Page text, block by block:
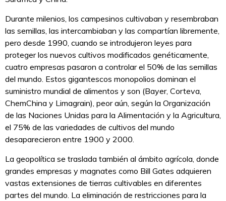
Durante milenios, los campesinos cultivaban y resembraban
las semillas, las intercambiaban y las compartían libremente,
pero desde 1990, cuando se introdujeron leyes para
proteger los nuevos cultivos modificados genéticamente,
cuatro empresas pasaron a controlar el 50% de las semillas
del mundo. Estos gigantescos monopolios dominan el
suministro mundial de alimentos y son (Bayer, Corteva,
ChemChina y Limagrain), peor aún, según la Organización
de las Naciones Unidas para la Alimentación y la Agricultura,
el 75% de las variedades de cultivos del mundo
desaparecieron entre 1900 y 2000.
La geopolítica se traslada también al ámbito agrícola, donde
grandes empresas y magnates como Bill Gates adquieren
vastas extensiones de tierras cultivables en diferentes
partes del mundo. La eliminación de restricciones para la